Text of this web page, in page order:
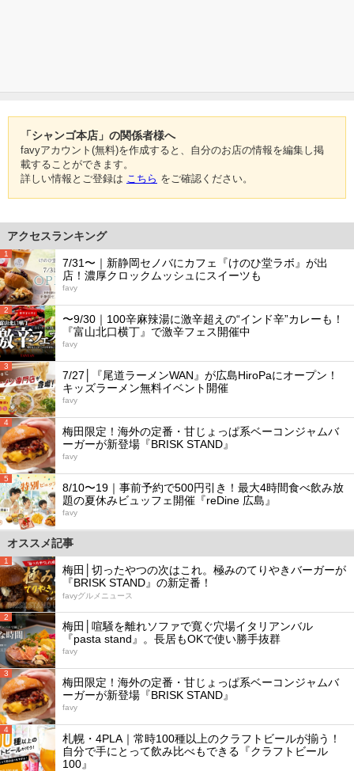
「シャンゴ本店」の関係者様へ
favyアカウント(無料)を作成すると、自分のお店の情報を編集し掲
載することができます。
詳しい情報とご登録は こちら をご確認ください。
アクセスランキング
1
7/31〜｜新静岡セノバにカフェ『けのひ堂ラボ』が出
店！濃厚クロックムッシュにスイーツも
favy
2
〜9/30｜100辛麻辣湯に激辛超えの“インド辛”カレーも！
『富山北口横丁』で激辛フェス開催中
favy
3
7/27│『尾道ラーメンWAN』が広島HiroPaにオープン！
キッズラーメン無料イベント開催
favy
4
梅田限定！海外の定番・甘じょっぱ系ベーコンジャムバ
ーガーが新登場『BRISK STAND』
favy
5
8/10〜19｜事前予約で500円引き！最大4時間食べ飲み放
題の夏休みビュッフェ開催『reDine 広島』
favy
オススメ記事
1
梅田│切ったやつの次はこれ。極みのてりやきバーガーが
『BRISK STAND』の新定番！
favyグルメニュース
2
梅田│喧騒を離れソファで寛ぐ穴場イタリアンバル
『pasta stand』。長居もOKで使い勝手抜群
favy
3
梅田限定！海外の定番・甘じょっぱ系ベーコンジャムバ
ーガーが新登場『BRISK STAND』
favy
4
札幌・4PLA｜常時100種以上のクラフトビールが揃う！
自分で手にとって飲み比べもできる『クラフトビール
100』